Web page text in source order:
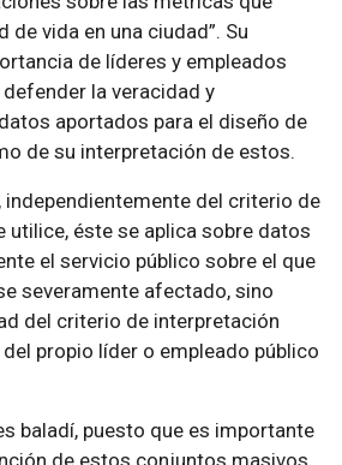
de vida en una ciudad”. Su
de líderes y empleados
la veracidad y
aportados para el diseño de
de su interpretación de estos.
independientemente del criterio de
utilice, éste se aplica sobre datos
el servicio público sobre el que
severamente afectado, sino
del criterio de interpretación
propio líder o empleado público
baladí, puesto que es importante
de estos conjuntos masivos